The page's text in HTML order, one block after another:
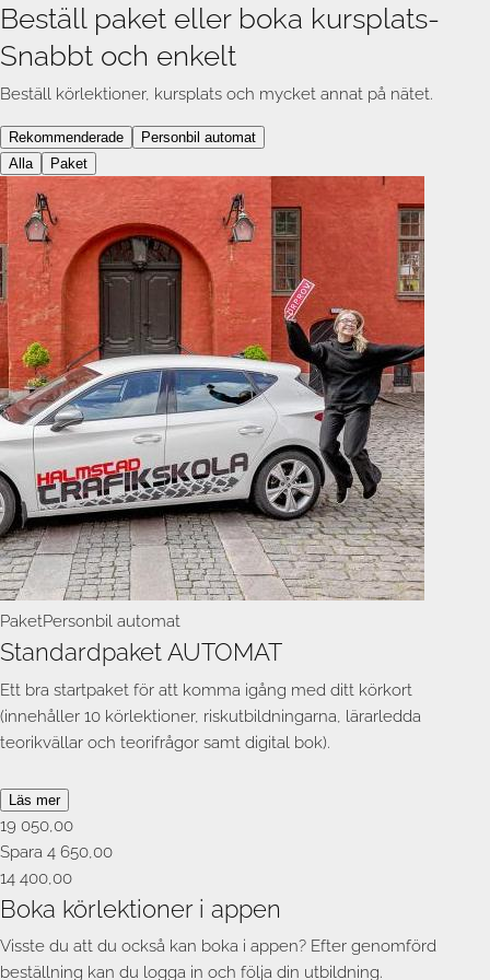
Beställ paket eller boka kursplats-
Snabbt och enkelt
Beställ körlektioner, kursplats och mycket annat på nätet.
Rekommenderade
Personbil automat
Alla
Paket
PaketPersonbil automat
Standardpaket AUTOMAT
Ett bra startpaket för att komma igång med ditt körkort
(innehåller 10 körlektioner, riskutbildningarna, lärarledda
teorikvällar och teorifrågor samt digital bok).
Fler körlektioner kan tillkomma beroende på dina förkunskaper.
Lån av bil till uppkörning och teoriböcker tillkommer.
Att köpa paketet garanterar inte plats i schemat utan ni måste
först kolla tillgängligheten.
Du kan närsomhelst under utbildningen skifta mellan manuell
Läs mer
19 050,00
Spara 4 650,00
14 400,00
Boka körlektioner i appen
Visste du att du också kan boka i appen? Efter genomförd
beställning kan du logga in och följa din utbildning.